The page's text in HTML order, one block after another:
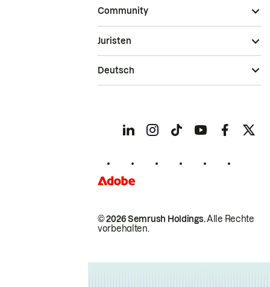
Community
© 2026 Semrush Holdings.Alle Rechte
vorbehalten.
Juristen
Deutsch